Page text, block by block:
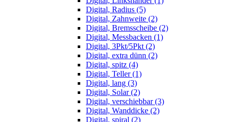
Digital, Radius (5)
Digital, Zahnweite (2)
Digital, Bremsscheibe (2)
Digital, Messbacken (1)
Digital, 3Pkt/5Pkt (2)
Digital, extra dünn (2)
Digital, spitz (4)
Digital, Teller (1)
Digital, lang (3)
Digital, Solar (2)
Digital, verschiebbar (3)
Digital, Wanddicke (2)
Digital, spiral (2)